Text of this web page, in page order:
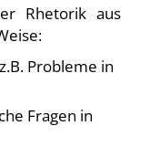
Rhetorik aus
Probleme in
Fragen in